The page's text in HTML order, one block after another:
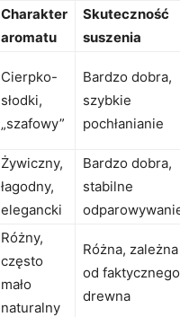
Charakter
aromatu
Skuteczność
suszenia
Cierpko-
słodki,
„szafowy”
Bardzo dobra,
szybkie
pochłanianie
Żywiczny,
łagodny,
elegancki
Bardzo dobra,
stabilne
Różny,
często
mało
naturalny
Różna, zależna
od faktycznego
drewna